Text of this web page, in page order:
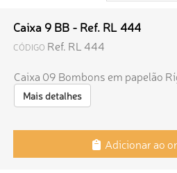
Caixa 9 BB - Ref. RL 444
CÓDIGO Ref. RL 444
Caixa 09 Bombons em papelão
Mais detalhes
Adicionar ao